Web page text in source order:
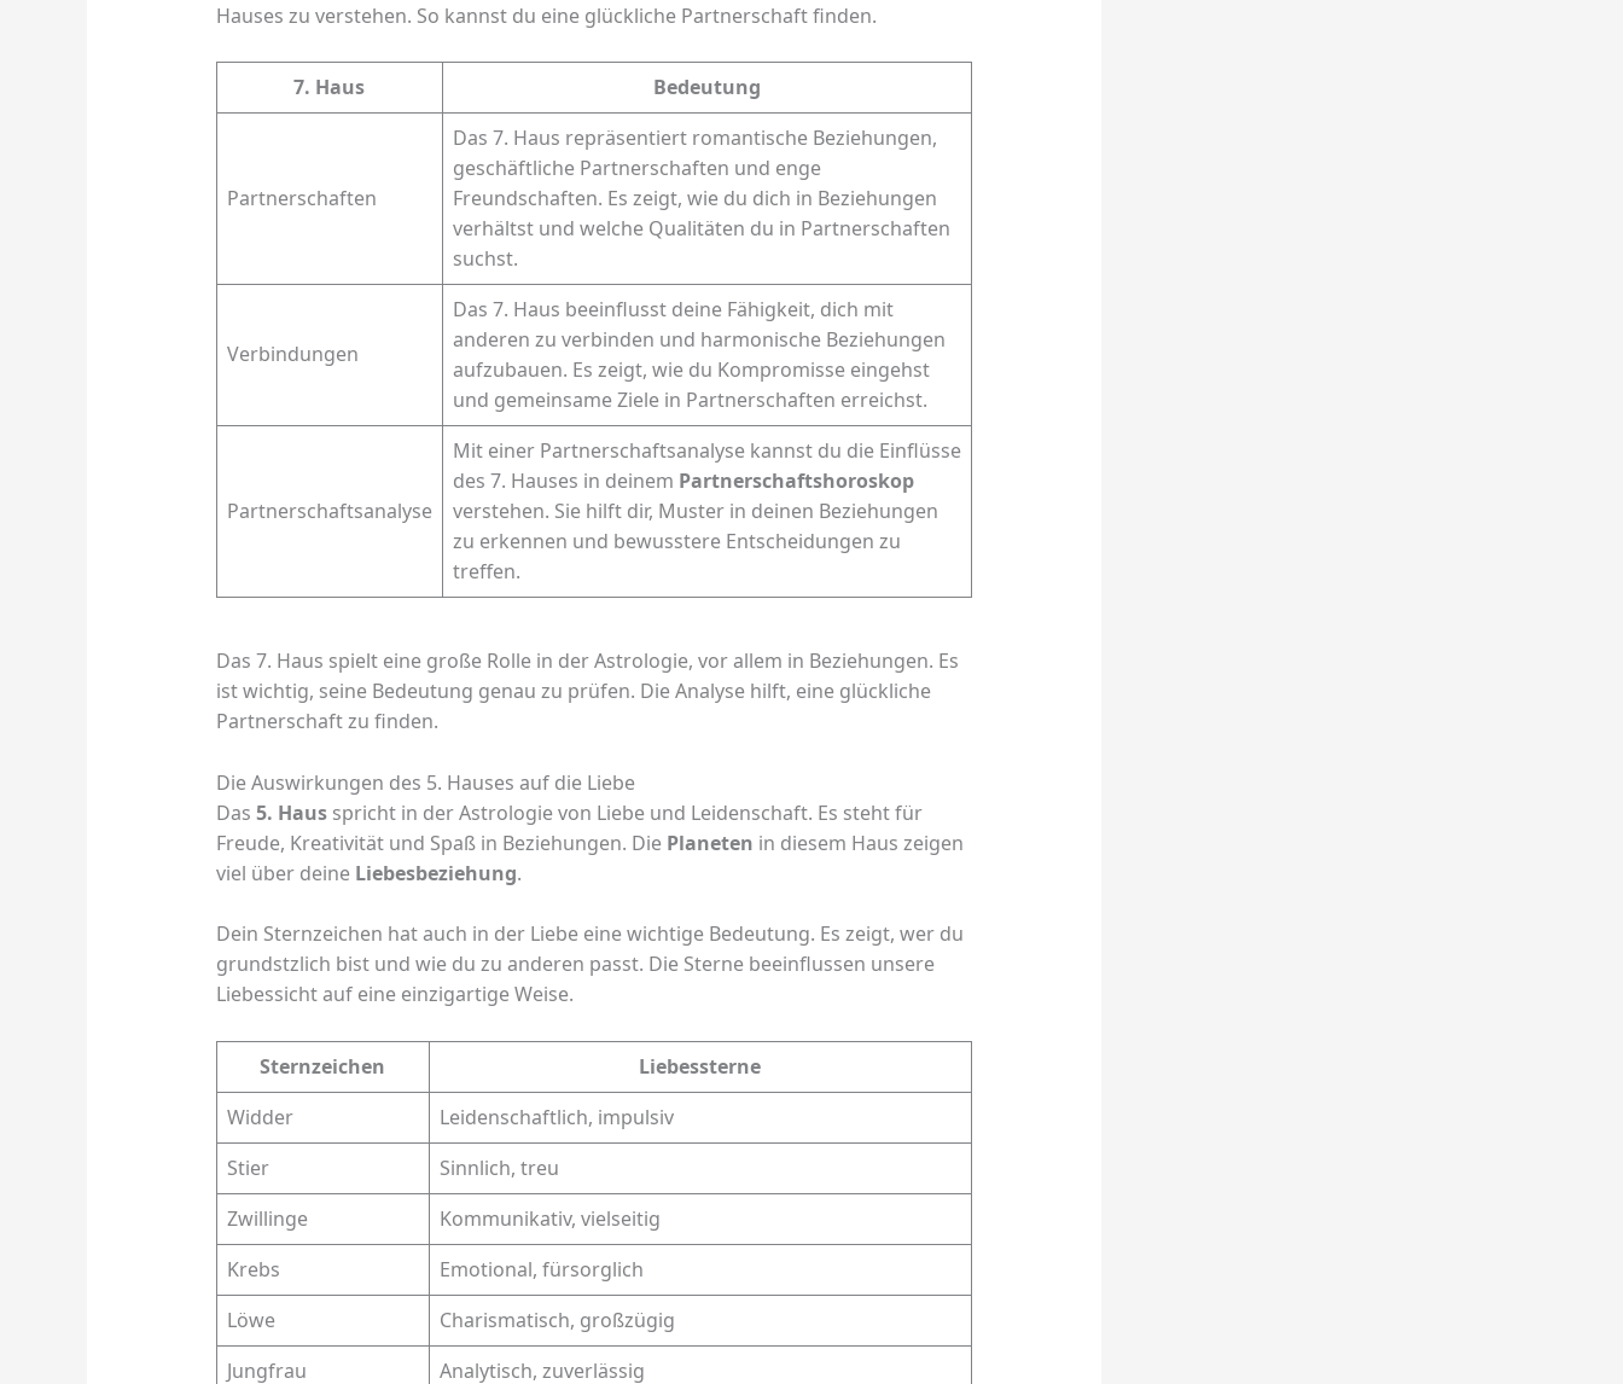
Hauses zu verstehen. So kannst du eine glückliche Partnerschaft finden.
7. Haus Bedeutung
Partnerschaften
Das 7. Haus repräsentiert romantische Beziehungen,
geschäftliche Partnerschaften und enge
Freundschaften. Es zeigt, wie du dich in Beziehungen
verhältst und welche Qualitäten du in Partnerschaften
suchst.
Verbindungen
Das 7. Haus beeinflusst deine Fähigkeit, dich mit
anderen zu verbinden und harmonische Beziehungen
aufzubauen. Es zeigt, wie du Kompromisse eingehst
und gemeinsame Ziele in Partnerschaften erreichst.
Partnerschaftsanalyse
Mit einer Partnerschaftsanalyse kannst du die Einflüsse
des 7. Hauses in deinem Partnerschaftshoroskop
verstehen. Sie hilft dir, Muster in deinen Beziehungen
zu erkennen und bewusstere Entscheidungen zu
treffen.
Das 7. Haus spielt eine große Rolle in der Astrologie, vor allem in Beziehungen. Es
ist wichtig, seine Bedeutung genau zu prüfen. Die Analyse hilft, eine glückliche
Partnerschaft zu finden.
Die Auswirkungen des 5. Hauses auf die Liebe
Das 5. Hausspricht in der Astrologie von Liebe und Leidenschaft. Es steht für
Freude, Kreativität und Spaß in Beziehungen. Die Planeten in diesem Haus zeigen
viel über deine Liebesbeziehung.
Dein Sternzeichen hat auch in der Liebe eine wichtige Bedeutung. Es zeigt, wer du
grundstzlich bist und wie du zu anderen passt. Die Sterne beeinflussen unsere
Liebessicht auf eine einzigartige Weise.
Sternzeichen
Liebessterne
Widder
Leidenschaftlich, impulsiv
Stier
Sinnlich, treu
Zwillinge
Kommunikativ, vielseitig
Krebs
Emotional, fürsorglich
Löwe
Charismatisch, großzügig
Jungfrau
Analytisch, zuverlässig